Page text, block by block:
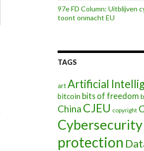
97e FD Column: Uitblijven
toont onmacht EU
TAGS
artArtificial
bitcoin bits of freedom
China CJEU copyright
Cybersecurity
protection